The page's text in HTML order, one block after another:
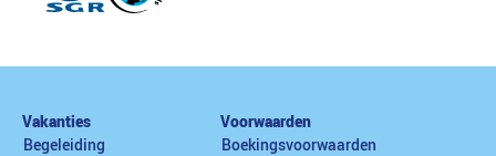
Vakanties
Begeleiding
Voorwaarden
Boekingsvoorwaarden